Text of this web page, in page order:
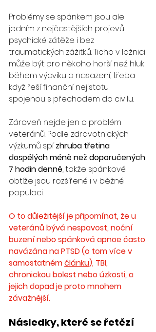
Problémy se spánkem jsou ale
jedním z nejčastějších projevů
psychické zátěže i bez
traumatických zážitků. Ticho v ložnici
může být pro někoho horší než hluk
během výcviku a nasazení, třeba
když řeší finanční nejistotu
spojenou s přechodem do civilu.
Zároveň nejde jen o problém
veteránů. Podle zdravotnických
výzkumů spí zhruba třetina
dospělých méně než doporučených
7 hodin denně, takže spánkové
obtíže jsou rozšířené i v běžné
populaci.
O to důležitější je připomínat, že u
veteránů bývá nespavost, noční
buzení nebo spánková apnoe často
navázána na PTSD (o tom více v
samostatném článku), TBI,
chronickou bolest nebo úzkosti, a
jejich dopad je proto mnohem
závažnější.
Následky, které se řetězí